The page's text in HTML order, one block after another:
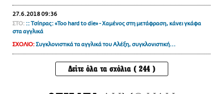
27.6.2018 09:36
ΣΤΟ: :: Τσίπρας: «Too hard to die» - Χαμένος στη μετάφραση, κάνει γκάφα
στα αγγλικά
ΣΧΟΛΙΟ: Συγκλονιστικά τα αγγλικά του Αλέξη, συγκλονιστική...
Δείτε όλα τα σχόλια ( 244 )